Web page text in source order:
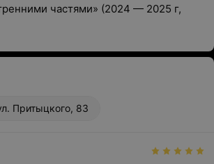
частями» (2024 — 2025 г,
Притыцкого, 83